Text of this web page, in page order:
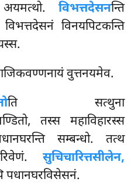
विभत्तदेसनन्ति
विभत्तदेसनं विनयपिटकन्ति
वुत्तनयमेव.
ति सत्थुना
तस्स महाविहारस्स
सम्बन्धो. तत्थ
सुचिचारित्तसीलेन,
पधानघरविसेसनं.